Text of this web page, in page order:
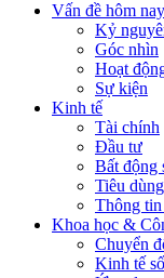
Vấn đề hôm nay
Kỷ
Góc nhìn
Hoạt
Sự kiện
Kinh tế
Tài chính
Đầu tư
Bất động
Tiêu dùng
Thông
Khoa học &
Chuyển
Kinh tế số